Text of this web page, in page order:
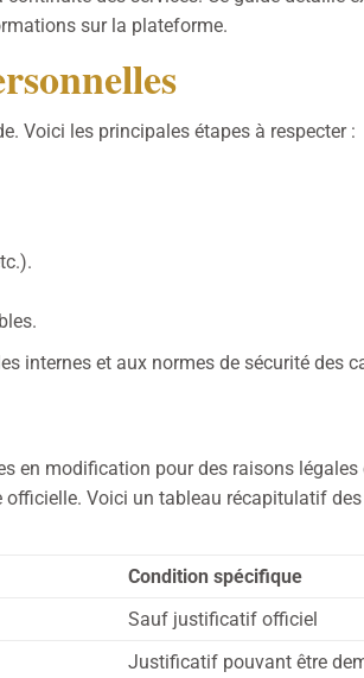
sur la plateforme.
Voici les principales étapes à respecter :
internes et aux normes de sécurité des
modification pour des raisons légales
Voici un tableau récapitulatif
Condition spécifique
Sauf justificatif officiel
Justificatif pouvant être